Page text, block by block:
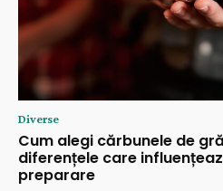
Diverse
Cum alegi cărbunele de
diferențele care
preparare